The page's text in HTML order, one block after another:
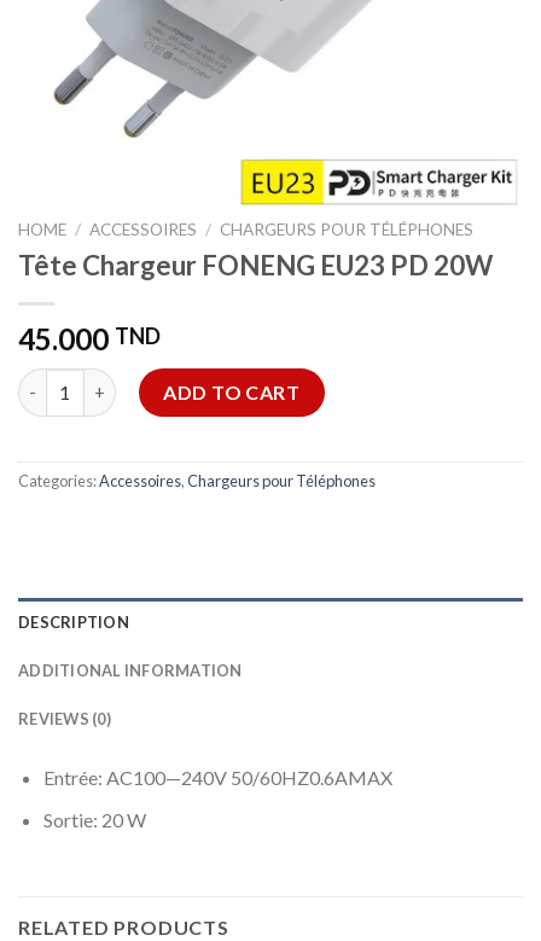
HOME / ACCESSOIRES / CHARGEURS POUR TÉLÉPHONES
Tête Chargeur FONENG EU23 PD 20W
45.000 TND
Tête Chargeur FONENG EU23 PD 20W quantity
ADD TO CART
Categories:Accessoires,Chargeurs pour Téléphones
DESCRIPTION
ADDITIONAL INFORMATION
REVIEWS (0)
Entrée: AC100—240V 50/60HZ0.6AMAX
Sortie: 20 W
RELATED PRODUCTS